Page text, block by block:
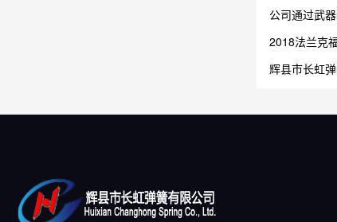
公司通过武
2018法兰克
辉县市长虹